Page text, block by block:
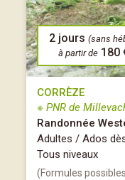
2 jours (sans
à partir de 180
CORRÈZE
※ PNR de
Randonnée
Adultes / Ados
Tous niveaux
(Formules